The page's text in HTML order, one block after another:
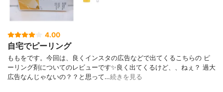
4.00
自宅でピーリング
ももをです。今回は、良くインスタの広告などで出てくるこちらの ピ
ーリング剤についてのレビューです✨良く出てくるけど、、ねぇ？ 過大
広告なんじゃないの？？と思って…続きを見る